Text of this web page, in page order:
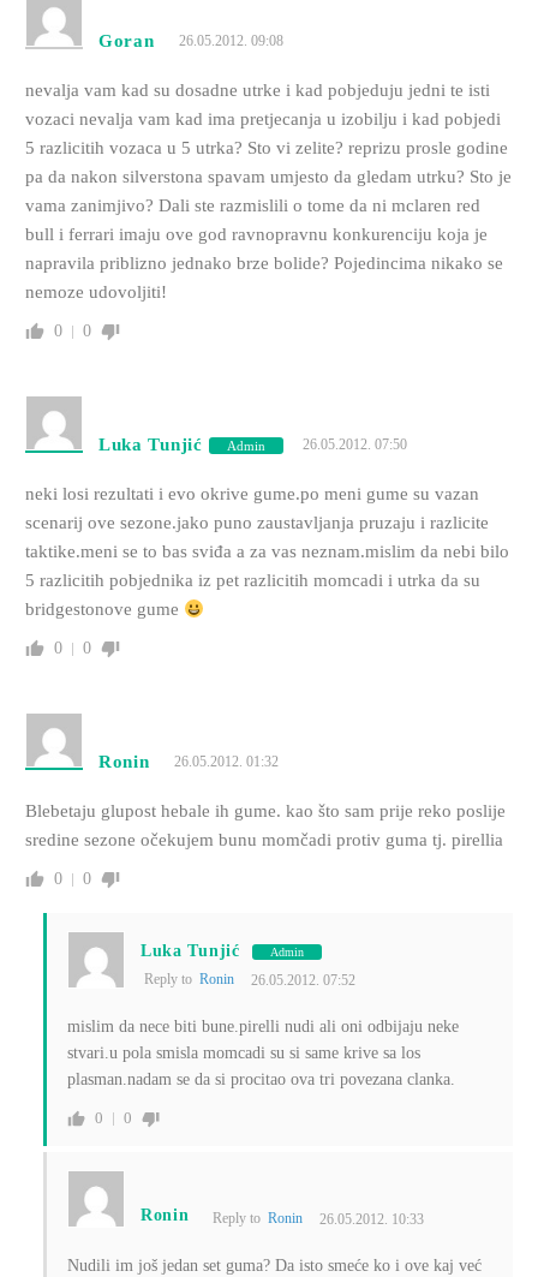
Goran 26.05.2012. 09:08
nevalja vam kad su dosadne utrke i kad pobjeduju jedni te isti
vozaci nevalja vam kad ima pretjecanja u izobilju i kad pobjedi
5 razlicitih vozaca u 5 utrka? Sto vi zelite? reprizu prosle godine
pa da nakon silverstona spavam umjesto da gledam utrku? Sto je
vama zanimjivo? Dali ste razmislili o tome da ni mclaren red
bull i ferrari imaju ove god ravnopravnu konkurenciju koja je
napravila priblizno jednako brze bolide? Pojedincima nikako se
nemoze udovoljiti!
0 0
Luka Tunjić Admin 26.05.2012. 07:50
neki losi rezultati i evo okrive gume.po meni gume su vazan
scenarij ove sezone.jako puno zaustavljanja pruzaju i razlicite
taktike.meni se to bas sviđa a za vas neznam.mislim da nebi bilo
5 razlicitih pobjednika iz pet razlicitih momcadi i utrka da su
bridgestonove gume
0 0
Ronin 26.05.2012. 01:32
Blebetaju glupost hebale ih gume. kao što sam prije reko poslije
sredine sezone očekujem bunu momčadi protiv guma tj. pirellia
0 0
Luka Tunjić Admin
Reply to Ronin 26.05.2012. 07:52
mislim da nece biti bune.pirelli nudi ali oni odbijaju neke
stvari.u pola smisla momcadi su si same krive sa los
plasman.nadam se da si procitao ova tri povezana clanka.
0 0
Ronin Reply toRonin 26.05.2012. 10:33
Nudili im još jedan set guma? Da isto smeće ko i ove kaj već